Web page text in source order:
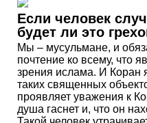
Если человек
будет ли это
Мы – мусульмане, и
почтение ко всему, что
зрения ислама. И
таких священных
проявляет уважения к
душа гаснет и, что он